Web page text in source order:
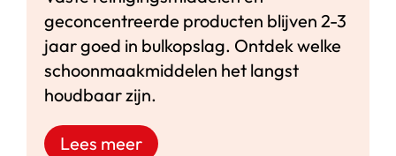
geconcentreerde producten blijven 2-3
jaar goed in bulkopslag. Ontdek welke
schoonmaakmiddelen het langst
houdbaar zijn.
Lees meer